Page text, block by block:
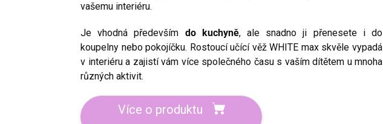
vašemu interiéru.
Je vhodná především do kuchyně, ale snadno ji přenesete i do
koupelny nebo pokojíčku. Rostoucí učící věž WHITE max skvěle vypadá
v interiéru a zajistí vám více společného času s vaším dítětem u mnoha
různých aktivit.
Více o produktu